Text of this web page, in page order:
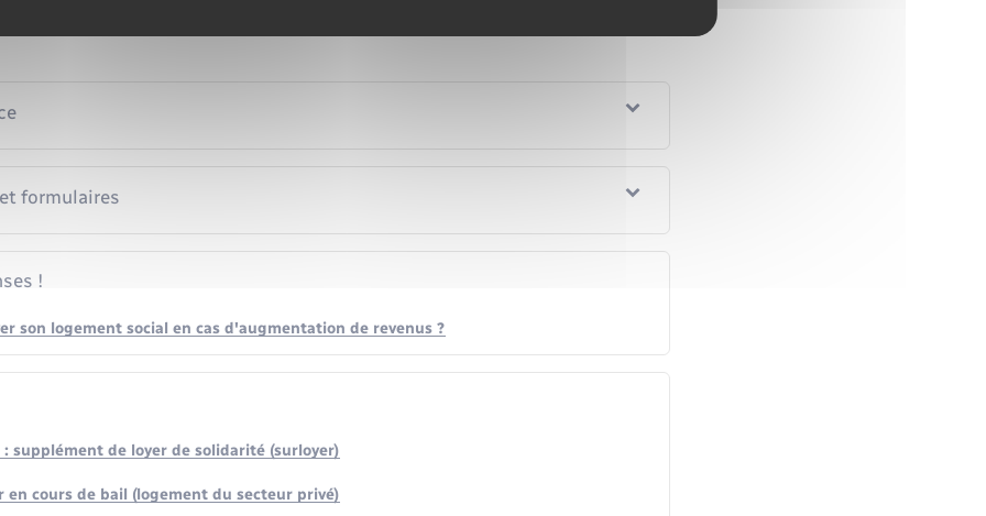
formulaires
!
son logement social en cas d'augmentation de revenus ?
: supplément de loyer de solidarité (surloyer)
en cours de bail (logement du secteur privé)